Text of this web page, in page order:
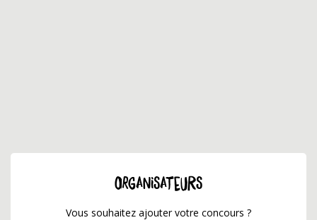
ORGANISATEURS
Vous souhaitez ajouter votre concours ?